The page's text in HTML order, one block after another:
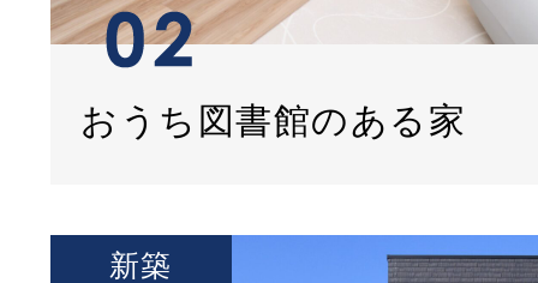
おうち図書館のある家
新築